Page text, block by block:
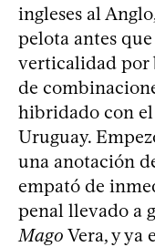
ingleses al
pelota antes que
verticalidad por
de
hibridado con
Uruguay.
una anotación
empató de
penal llevado a
Mago Vera, y ya